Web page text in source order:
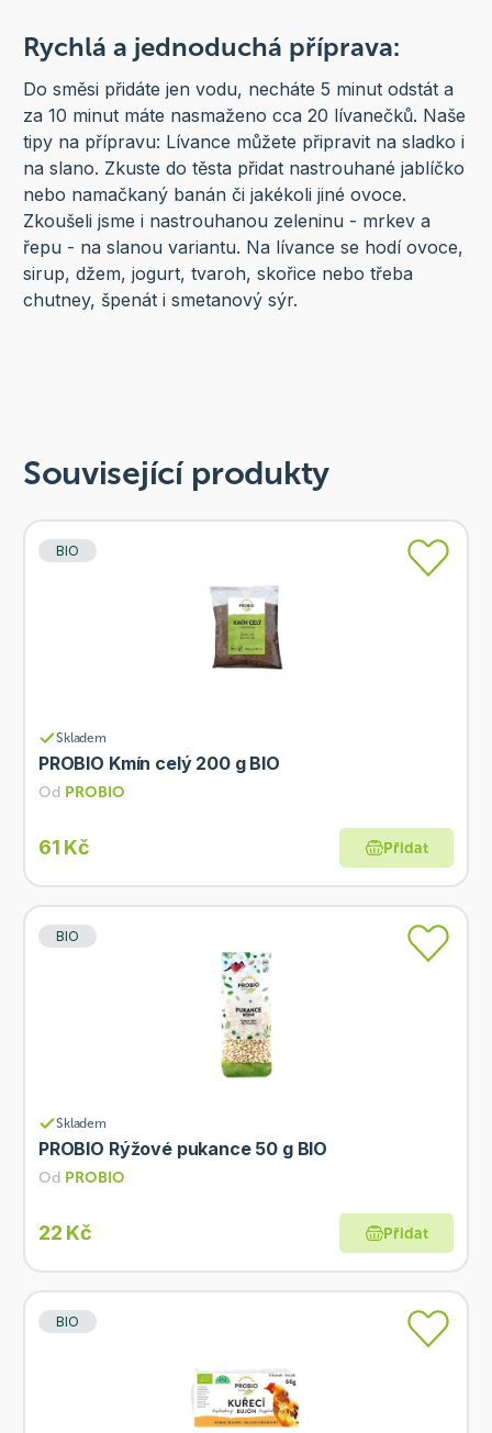
Rychlá a jednoduchá příprava:
Do směsi přidáte jen vodu, necháte 5 minut odstát a
za 10 minut máte nasmaženo cca 20 lívanečků. Naše
tipy na přípravu: Lívance můžete připravit na sladko i
na slano. Zkuste do těsta přidat nastrouhané jablíčko
nebo namačkaný banán či jakékoli jiné ovoce.
Zkoušeli jsme i nastrouhanou zeleninu - mrkev a
řepu - na slanou variantu. Na lívance se hodí ovoce,
sirup, džem, jogurt, tvaroh, skořice nebo třeba
chutney, špenát i smetanový sýr.
Související produkty
BIO
Skladem
PROBIO Kmín celý 200 g BIO
Od PROBIO
61 Kč Přidat
BIO
Skladem
PROBIO Rýžové pukance 50 g BIO
Od PROBIO
22 Kč Přidat
BIO